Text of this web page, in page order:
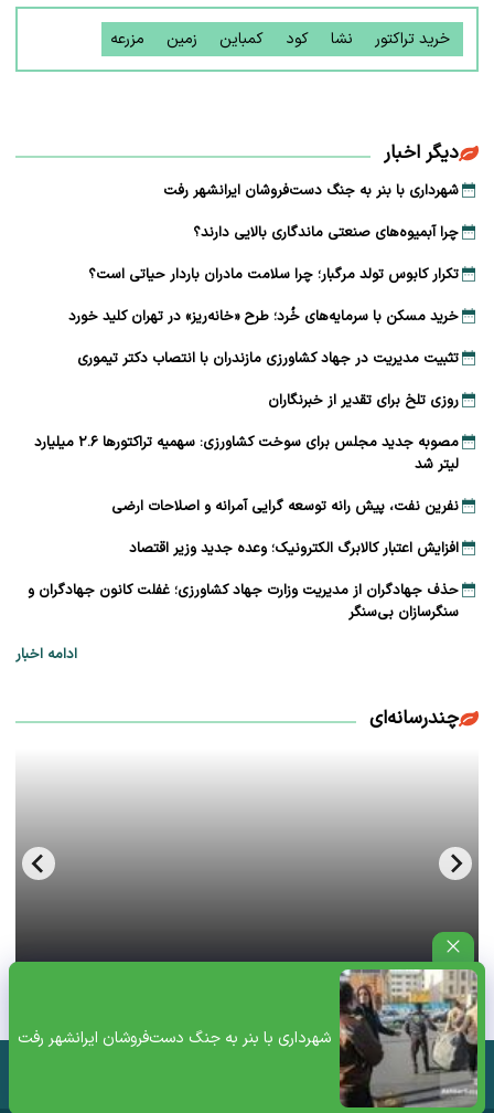
شهرداری با بنر به جنگ دست‌فروشان ایرانشهر رفت
خرید تراکتور نشا کود کمباین زمین مزرعه
دیگر اخبار
شهرداری با بنر به جنگ دست‌فروشان ایرانشهر رفت
چرا آبمیوه‌های صنعتی ماندگاری بالایی دارند؟
تکرار کابوس تولد مرگبار؛ چرا سلامت مادران باردار حیاتی است؟
خرید مسکن با سرمایه‌های خُرد؛ طرح «خانه‌ریز» در تهران کلید خورد
تثبیت مدیریت در جهاد کشاورزی مازندران با انتصاب دکتر تیموری
روزی تلخ برای تقدیر از خبرنگاران
مصوبه جدید مجلس برای سوخت کشاورزی: سهمیه تراکتورها ۲.۶ میلیارد
لیتر شد
نفرین نفت، پیش رانه توسعه ‌گرایی آمرانه و اصلاحات ارضی
افزایش اعتبار کالابرگ الکترونیک؛ وعده جدید وزیر اقتصاد
حذف جهادگران از مدیریت وزارت جهاد کشاورزی؛ غفلت کانون جهادگران و
سنگرسازان بی‌سنگر
ادامه اخبار
چندرسانه‌ای
فحش بالای ۱۸سال سعید لیلاز از فرط عصبانیت+ویدئو